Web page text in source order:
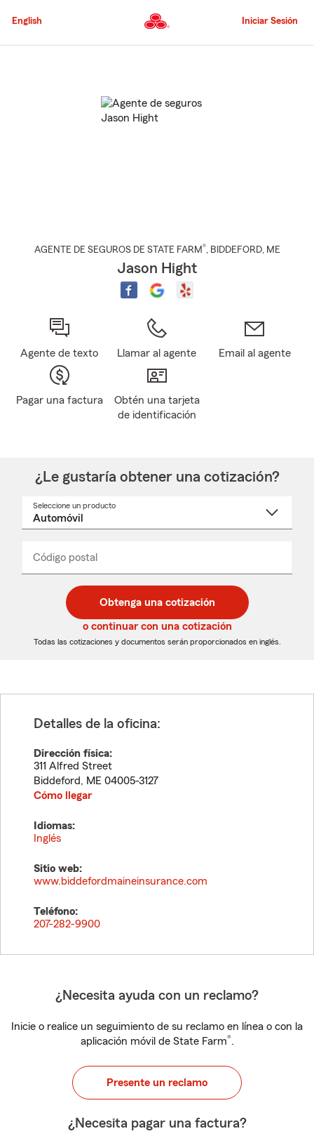
al
principal
English Iniciar Sesión
AGENTE DE SEGUROS DE STATE FARM®, BIDDEFORD, ME
Jason Hight
Agente de texto Llamar al agente Email al agente
Pagar una factura
Obtén una tarjeta
de identificación
¿Le gustaría obtener una cotización?
Seleccione un producto
desplegable
Código postal
de
5
dígitos
de
5
dígitos
_____
Obtenga una cotización
o continuar con una cotización
Todas las cotizaciones y documentos serán proporcionados en inglés.
Detalles de la oficina:
Dirección física:
311 Alfred Street
Biddeford, ME 04005-3127
Cómo llegar
Idiomas:
Inglés
Sitio web:
www.biddefordmaineinsurance.com
Teléfono:
207-282-9900
¿Necesita ayuda con un reclamo?
Inicie o realice un seguimiento de su reclamo en línea o con la
aplicación móvil de State Farm®.
Presente un reclamo
¿Necesita pagar una factura?